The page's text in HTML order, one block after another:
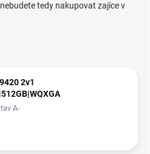
tedy nakupovat zajíce v
2v1
A-